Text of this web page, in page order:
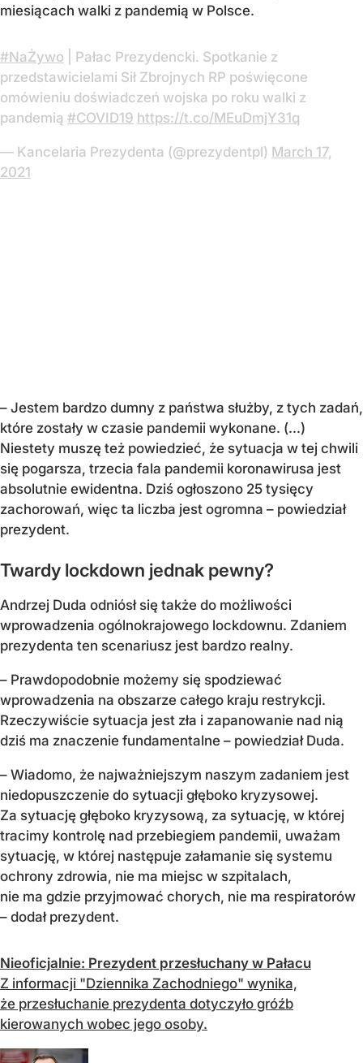
miesiącach walki z pandemią w Polsce.
#NaŻywo | Pałac Prezydencki. Spotkanie z
przedstawicielami Sił Zbrojnych RP poświęcone
omówieniu doświadczeń wojska po roku walki z
pandemią #COVID19 https://t.co/MEuDmjY31q
— Kancelaria Prezydenta (@prezydentpl) March 17,
2021
– Jestem bardzo dumny z państwa służby, z tych zadań,
które zostały w czasie pandemii wykonane. (...)
Niestety muszę też powiedzieć, że sytuacja w tej chwili
się pogarsza, trzecia fala pandemii koronawirusa jest
absolutnie ewidentna. Dziś ogłoszono 25 tysięcy
zachorowań, więc ta liczba jest ogromna – powiedział
prezydent.
Twardy lockdown jednak pewny?
Andrzej Duda odniósł się także do możliwości
wprowadzenia ogólnokrajowego lockdownu. Zdaniem
prezydenta ten scenariusz jest bardzo realny.
– Prawdopodobnie możemy się spodziewać
wprowadzenia na obszarze całego kraju restrykcji.
Rzeczywiście sytuacja jest zła i zapanowanie nad nią
dziś ma znaczenie fundamentalne – powiedział Duda.
– Wiadomo, że najważniejszym naszym zadaniem jest
niedopuszczenie do sytuacji głęboko kryzysowej.
Za sytuację głęboko kryzysową, za sytuację, w której
tracimy kontrolę nad przebiegiem pandemii, uważam
sytuację, w której następuje załamanie się systemu
ochrony zdrowia, nie ma miejsc w szpitalach,
nie ma gdzie przyjmować chorych, nie ma respiratorów
– dodał prezydent.
Nieoficjalnie: Prezydent przesłuchany w Pałacu
Z informacji "Dziennika Zachodniego" wynika,
że przesłuchanie prezydenta dotyczyło gróźb
kierowanych wobec jego osoby.